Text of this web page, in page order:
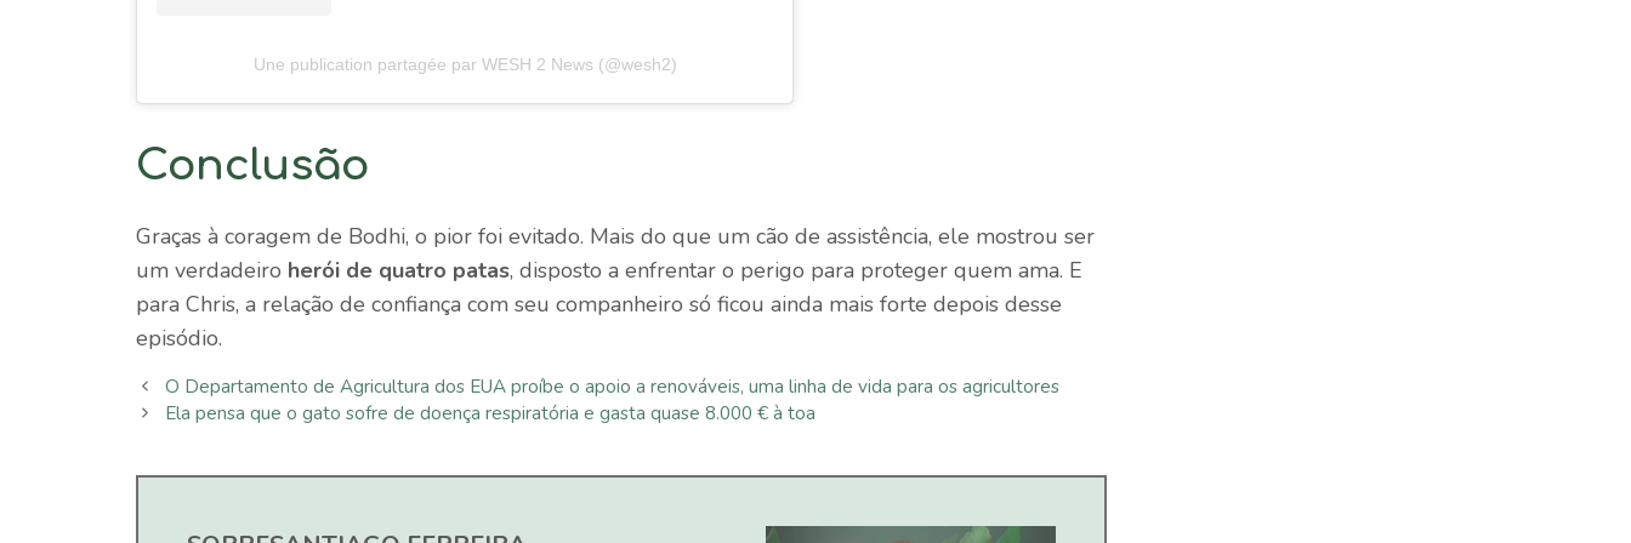
Une publication partagée par WESH 2 News (@wesh2)
Conclusão
Graças à coragem de Bodhi, o pior foi evitado. Mais do que um cão de assistência, ele mostrou ser
um verdadeiro herói de quatro patas, disposto a enfrentar o perigo para proteger quem ama. E
para Chris, a relação de confiança com seu companheiro só ficou ainda mais forte depois desse
episódio.
O Departamento de Agricultura dos EUA proíbe o apoio a renováveis, uma linha de vida para os agricultores
Ela pensa que o gato sofre de doença respiratória e gasta quase 8.000 € à toa